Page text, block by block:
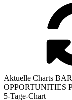
Aktuelle Charts
OPPORTUNITIES
5-Tage-Chart